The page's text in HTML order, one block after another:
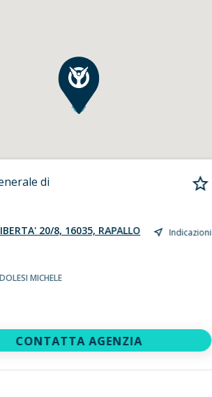
di
20/8, 16035, RAPALLO
Indicazioni
MICHELE
CONTATTA AGENZIA